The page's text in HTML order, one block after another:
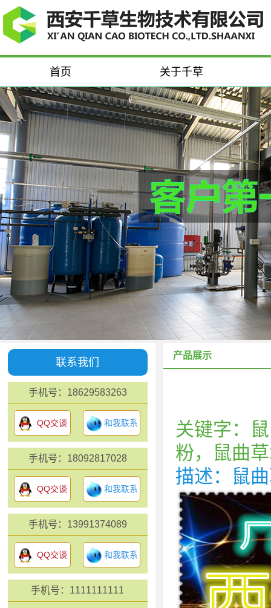
首页 关于千草
联系我们
手机号：18629583263
QQ交谈 和我联系
手机号：18092817028
QQ交谈 和我联系
手机号：13991374089
QQ交谈 和我联系
手机号：1111111111
产品展示
关键字：
粉，鼠曲
描述：鼠